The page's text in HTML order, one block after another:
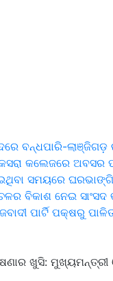
ବନ୍ଧପାରି-ଲାଞ୍ଜିଗଡ଼
କଲେଜରେ ଅବସର
ସମୟରେ ଘରଭାଙ୍ଗି
ବିକାଶ ନେଇ ସାଂସଦ
ପାର୍ଟି ପକ୍ଷରୁ
ଖୁସି: ମୁଖ୍ୟମନ୍ତ୍ରୀ